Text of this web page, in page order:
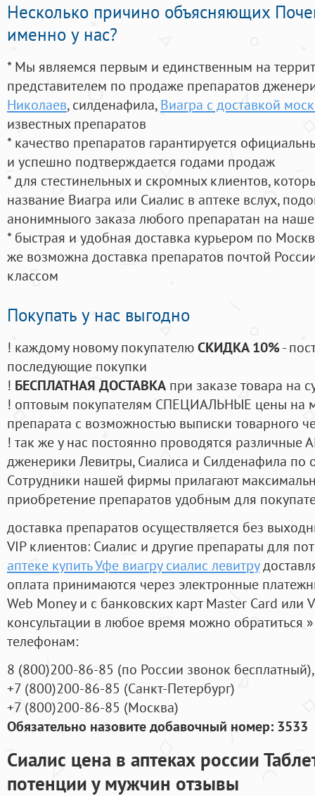
Несколько причино объясняющих
именно у нас?
* Мы являемся первым и единственным на
представителем по продаже препаратов
Николаев, силденафила, Виагра с доставкой
известных препаратов
* качество препаратов гарантируется
и успешно подтверждается годами продаж
* для стестинельных и скромных клиентов,
название Виагра или Сиалис в аптеке вслух,
анонимныого заказа любого препаратан на
* быстрая и удобная доставка курьером по
же возможна доставка препаратов почтой
классом
Покупать у нас выгодно
! каждому новому покупателюСКИДКА 10%-
последующие покупки
! БЕСПЛАТНАЯ ДОСТАВКА при заказе товара на
! оптовым покупателям СПЕЦИАЛЬНЫЕ цены на
препарата с возможностью выписки товарного
! так же у нас постоянно проводятся
дженерики Левитры, Сиалиса и Силденафила по
Cотрудники нашей фирмы прилагают
приобретение препаратов удобным для
доставка препаратов осуществляется без
VIP клиентов: Сиалис и другие препараты для
аптеке купить Уфе виагру сиалис левитру
оплата принимаются через электронные
Web Money и с банковских карт Master Card или
консультации в любое время можно обратиться
телефонам:
8 (800)200-86-85 (по России звонок бесплатный),
+7 (800)200-86-85 (Санкт-Петербург)
+7 (800)200-86-85 (Москва)
Обязательно назовите добавочный номер: 3533
Сиалис цена в аптеках россии
потенции у мужчин отзывы